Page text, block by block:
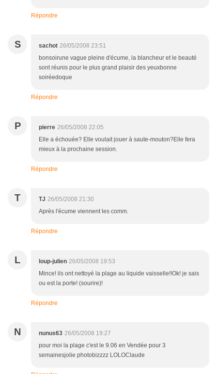
Répondre
S sachot 26/05/2008 23:51
bonsoirune vague pleine d'écume, la blancheur et le beauté
sont réunis pour le plus grand plaisir des yeuxbonne
soiréedoque
Répondre
P pierre 26/05/2008 22:05
Elle a échouée? Elle voulait jouer à saute-mouton?Elle fera
mieux à la prochaine session.
Répondre
T TJ 26/05/2008 21:30
Après l'écume viennent les comm.
Répondre
L loup-julien 26/05/2008 19:53
Mince! ils ont nettoyé la plage au liquide vaisselle!!Ok! je sais
ou est la porte! (sourire)!
Répondre
N nunus63 26/05/2008 19:27
pour moi la plage c'est le 9.06 en Vendée pour 3
semainesjolie photobizzzz LOLOClaude